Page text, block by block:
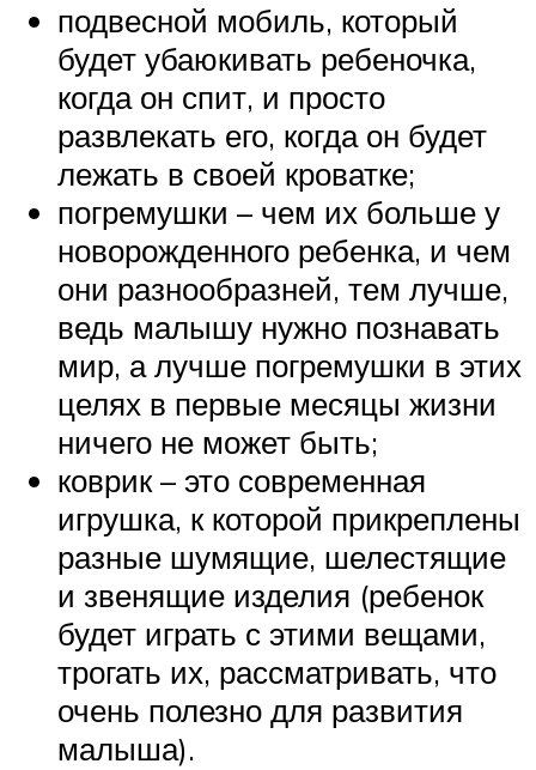
подвесной мобиль, который
будет убаюкивать ребеночка,
когда он спит, и просто
развлекать его, когда он будет
лежать в своей кроватке;
погремушки – чем их больше у
новорожденного ребенка, и чем
они разнообразней, тем лучше,
ведь малышу нужно познавать
мир, а лучше погремушки в этих
целях в первые месяцы жизни
ничего не может быть;
коврик – это современная
игрушка, к которой прикреплены
разные шумящие, шелестящие
и звенящие изделия (ребенок
будет играть с этими вещами,
трогать их, рассматривать, что
очень полезно для развития
малыша).